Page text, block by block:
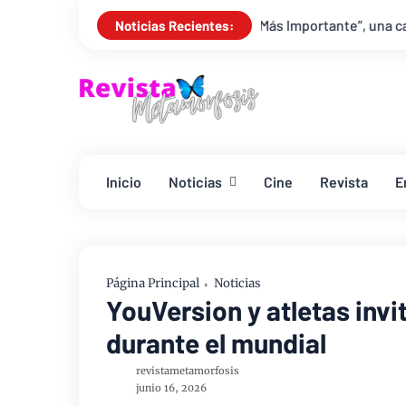
Noticias Recientes:
33 presenta “Lo Más Importante”, una canción que celebra el
Inicio Noticias Cine Revista
Página Principal Noticias
YouVersion y atletas
durante el mundial
revistametamorfosis
junio 16, 2026